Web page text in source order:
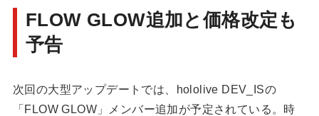
FLOW GLOW追加と価格改定も
予告
次回の大型アップデートでは、hololive DEV_ISの
「FLOW GLOW」メンバー追加が予定されている。時